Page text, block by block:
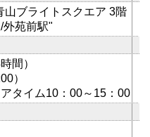
山ブライトスクエア 3階
外苑前駅"
間）
）
タイム10：00～15：00